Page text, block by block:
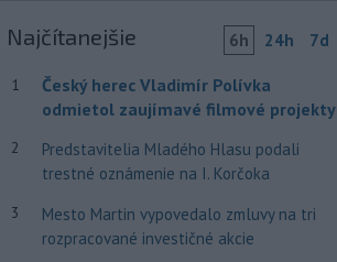
Najčítanejšie 6h 24h 7d
1
Český herec Vladimír Polívka
odmietol zaujímavé filmové projekty
2
Predstavitelia Mladého Hlasu podali
trestné oznámenie na I. Korčoka
3
Mesto Martin vypovedalo zmluvy na tri
rozpracované investičné akcie